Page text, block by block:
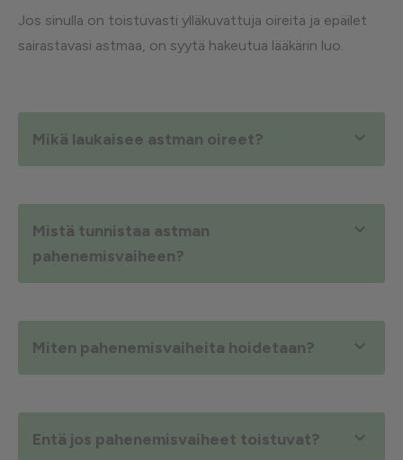
Jos sinulla on toistuvasti ylläkuvattuja oireita ja epäilet
sairastavasi astmaa, on syytä hakeutua lääkärin luo.
Mikä laukaisee astman oireet? 
Mistä tunnistaa astman
pahenemisvaiheen?

Miten pahenemisvaiheita hoidetaan? 
Entä jos pahenemisvaiheet toistuvat? 